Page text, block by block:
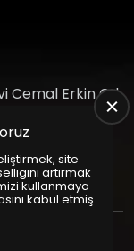
Cemal Erkin Cd.
© 2025
site
artırmak
kullanmaya
kabul etmiş